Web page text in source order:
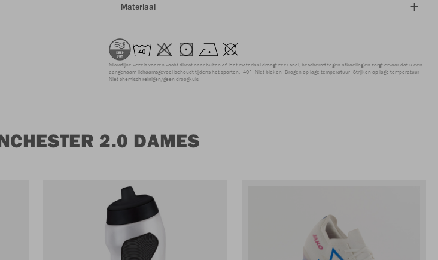
Materiaal
Microfijne vezels voeren vocht direct naar buiten af. Het materiaal droogt zeer snel, beschermt tegen afkoeling en zorgt ervoor dat u een
aangenaam lichaamsgevoel behoudt tijdens het sporten. 40° Niet bleken Drogen op lage temperatuur Strijken op lage temperatuur
Niet chemisch reinigen/geen droogkuis
2.0 DAMES